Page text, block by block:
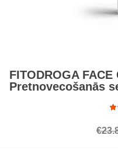
FITODROGA FACE
Pretnovecošanās
€